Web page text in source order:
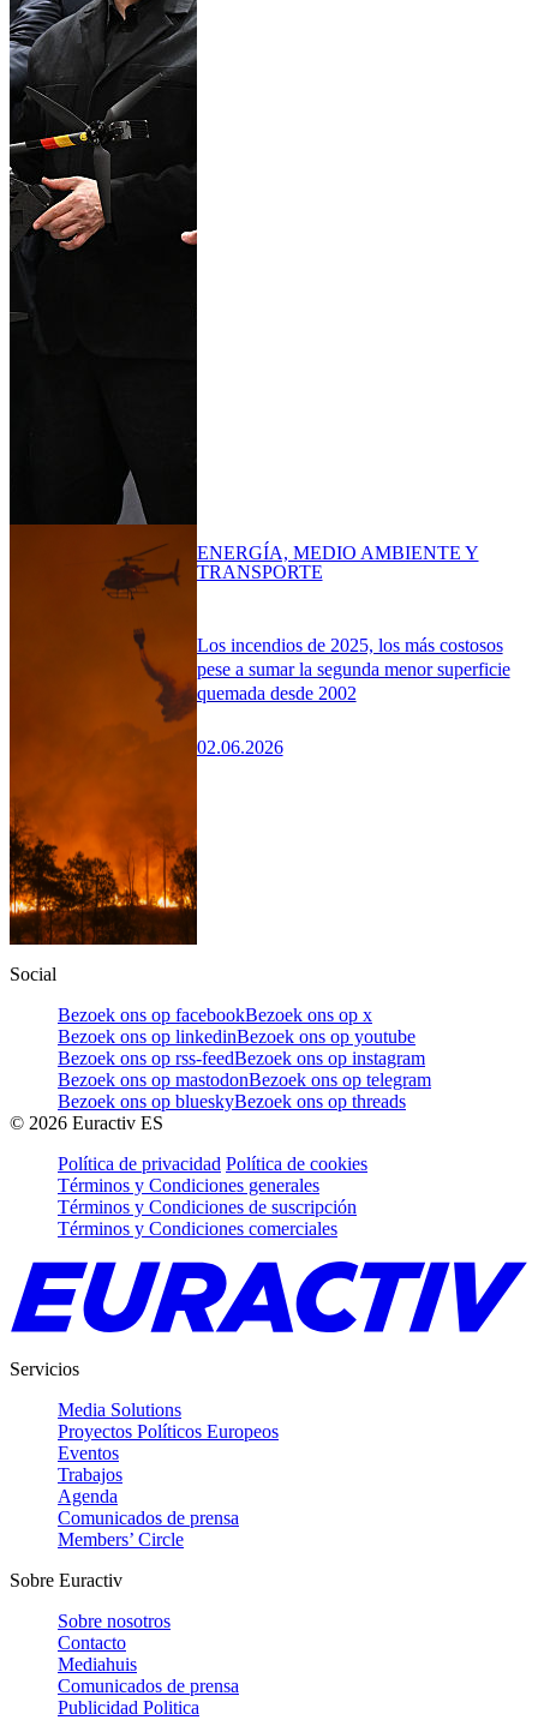
Los incendios de 2025, los más costosos
pese a sumar la segunda menor superficie
quemada desde 2002
02.06.2026
ENERGÍA, MEDIO AMBIENTE Y
TRANSPORTE
Social
Bezoek ons op facebookBezoek ons op x
Bezoek ons op linkedinBezoek ons op youtube
Bezoek ons op rss-feedBezoek ons op instagram
Bezoek ons op mastodonBezoek ons op telegram
Bezoek ons op blueskyBezoek ons op threads
© 2026 Euractiv ES
Política de privacidad Política de cookies
Términos y Condiciones generales
Términos y Condiciones de suscripción
Términos y Condiciones comerciales
Servicios
Media Solutions
Proyectos Políticos Europeos
Eventos
Trabajos
Agenda
Comunicados de prensa
Members’ Circle
Sobre Euractiv
Sobre nosotros
Contacto
Mediahuis
Comunicados de prensa
Publicidad Politica